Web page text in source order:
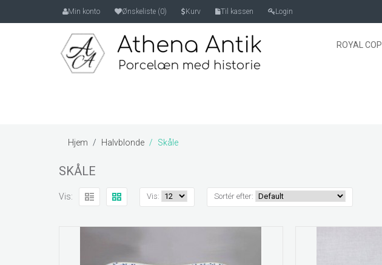
Min konto Ønskeliste (0) Kurv Til kassen Login
ROYAL
Hjem Halvblonde Skåle
SKÅLE
Vis: Vis: Sortér efter: